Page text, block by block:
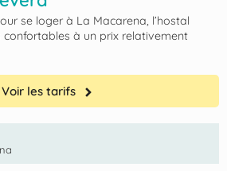
se loger à La Macarena, l’hostal
à un prix relativement
Voir les tarifs